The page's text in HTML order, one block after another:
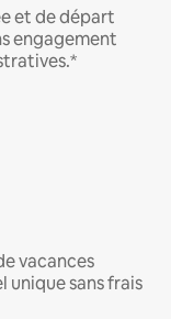
et de départ
engagement
vacances
unique sans frais